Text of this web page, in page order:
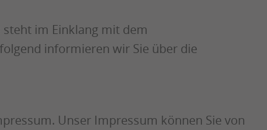
im Einklang mit dem
informieren wir Sie über die
Unser Impressum können Sie von